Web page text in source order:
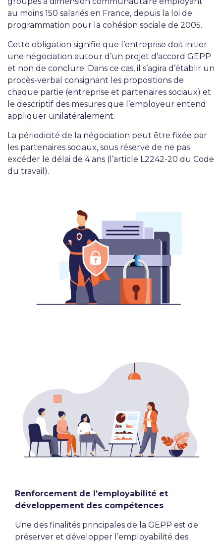
au moins 150 salariés en France, depuis la loi de
programmation pour la cohésion sociale de 2005.
Cette obligation signifie que l’entreprise doit initier
une négociation autour d’un projet d’accord GEPP
et non de conclure. Dans ce cas, il s’agira d’établir un
procès-verbal consignant les propositions de
chaque partie (entreprise et partenaires sociaux) et
le descriptif des mesures que l’employeur entend
appliquer unilatéralement.
La périodicité de la négociation peut être fixée par
les partenaires sociaux, sous réserve de ne pas
excéder le délai de 4 ans (l’article L2242-20 du Code
du travail).
Renforcement de l’employabilité et
développement des compétences
Une des finalités principales de la GEPP est de
préserver et développer l’employabilité des